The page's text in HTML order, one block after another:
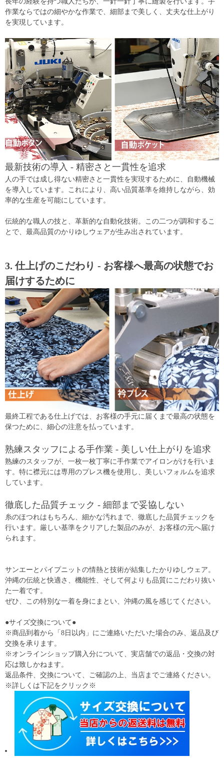
作業ならではの細やかな作業で、細部まで美しく、丈夫な仕上がり
を実現しています。
最新技術の導入 - 精密さと一貫性を追求
人の手では成し得ない精密さと一貫性を実現するために、自動機械
を導入しています。これにより、高い品質基準を維持しながら、効
率的な生産を可能にしています。
伝統的な職人の技と、革新的な自動化技術。この二つが調和するこ
とで、最高品質のかりゆしウェアが生み出されています。
3. 仕上げのこだわり - お客様へ最高の状態でお
届けするために
最終工程である仕上げでは、お客様の手元に届くまで最高の状態を
保つために、細心の注意を払っています。
熟練スタッフによる手作業 - 美しい仕上がりを追求
熟練のスタッフが、一枚一枚丁寧に手作業でアイロンがけを行いま
す。特に襟元には専用のプレス機を使用し、美しいフォルムを追求
しています。
徹底した品質チェック - 細部まで妥協しない
糸のほつれはもちろん、細かな汚れまで、徹底した品質チェックを
行います。厳しい基準をクリアした製品のみが、お客様の元へ届け
られます。
サンエーとパイプニットの情熱と技術が結集したかりゆしウェア。
沖縄の伝統と快適さ、機能性、そして何よりも品質にこだわり抜い
た一着です。
ぜひ、この特別な一着を身にまとい、沖縄の風を感じてください。
●サイズ交換について●
※商品到着から「8日以内」にご連絡いただいた場合のみ、返品及び
交換を承ります。
※オンラインショップ購入分について、実店舗での返品・交換の対
応は致しかねます。
返品条件、交換について、ご確認の上、当店までご連絡ください。
※詳しくは下記をクリック※